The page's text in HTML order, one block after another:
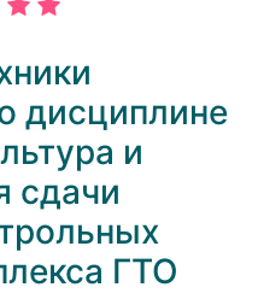
дисциплине
и
сдачи
ГТО